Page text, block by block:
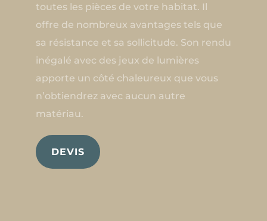
toutes les pièces de votre habitat. Il
offre de nombreux avantages tels que
sa résistance et sa sollicitude. Son rendu
inégalé avec des jeux de lumières
apporte un côté chaleureux que vous
n’obtiendrez avec aucun autre
matériau.
DEVIS